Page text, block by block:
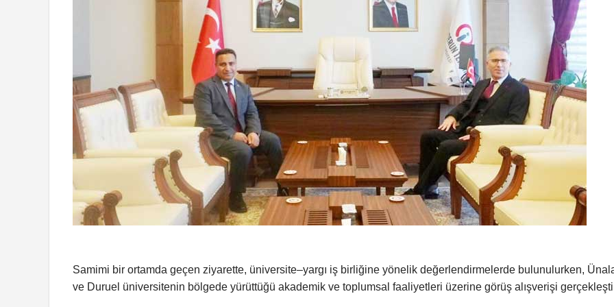
Samimi bir ortamda geçen ziyarette, üniversite–yargı iş birliğine yönelik değerlendirmelerde bulunulurken,
ve Duruel üniversitenin bölgede yürüttüğü akademik ve toplumsal faaliyetleri üzerine görüş alışverişi